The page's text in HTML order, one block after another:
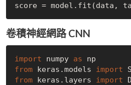
score = model.fit(data,
卷積神經網路 CNN
import numpy as
from keras.models import
from keras.layers import